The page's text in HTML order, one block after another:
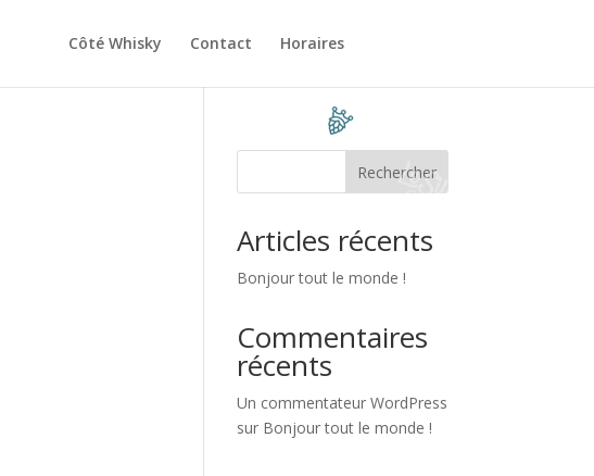
Côté Whisky Contact Horaires
Rechercher
Articles récents
Bonjour tout le monde !
Commentaires
récents
Un commentateur WordPress
sur Bonjour tout le monde !